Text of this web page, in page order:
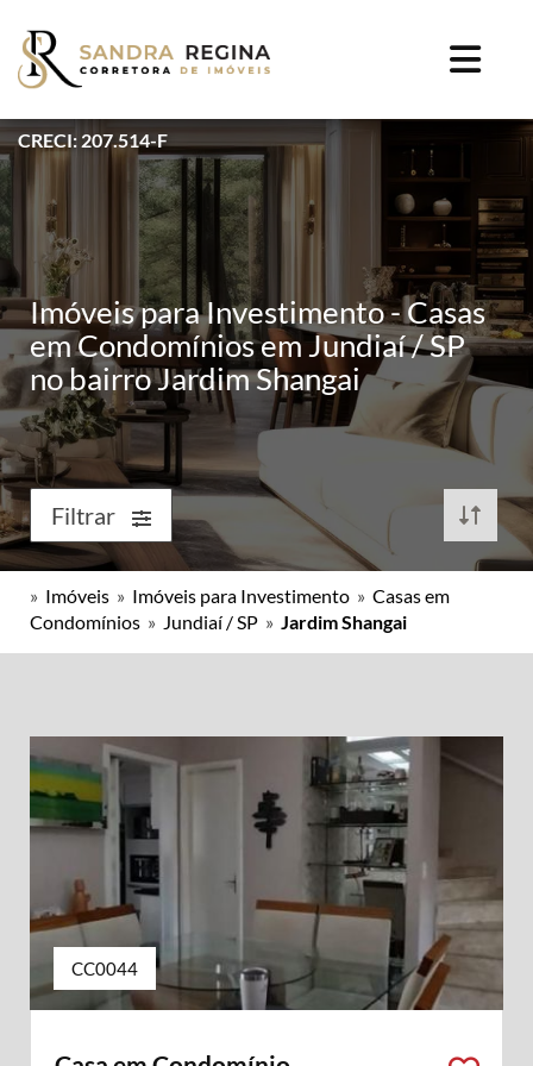
CRECI: 207.514-F
Imóveis para Investimento - Casas
em Condomínios em Jundiaí / SP
no bairro Jardim Shangai
Filtrar
» Imóveis » Imóveis para Investimento » Casas em
Condomínios » Jundiaí / SP » Jardim Shangai
CC0044